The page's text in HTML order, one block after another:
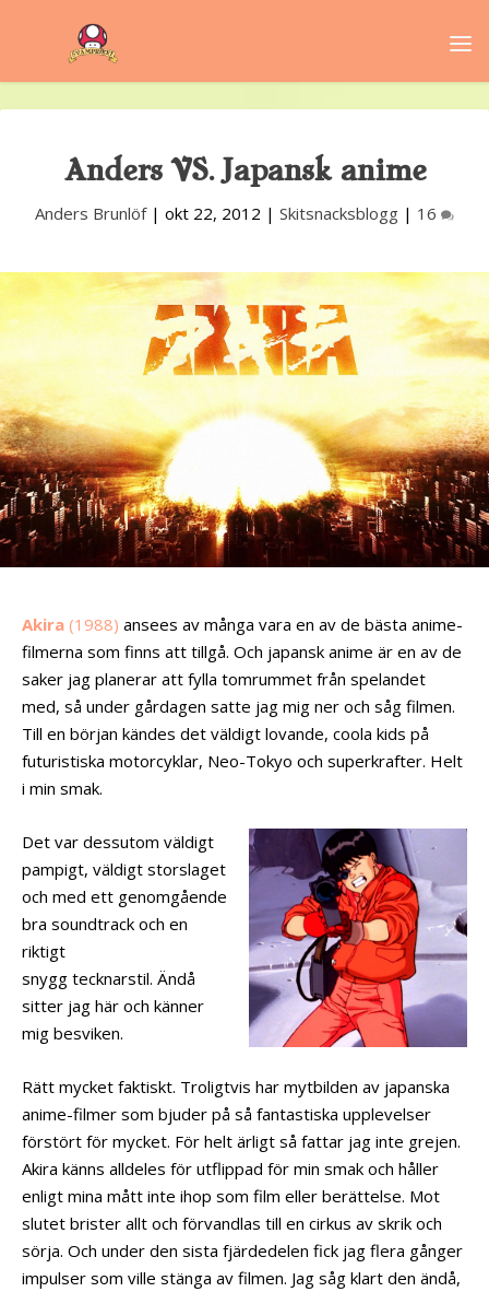
Anders VS. Japansk anime
Anders Brunlöf| okt 22, 2012 | Skitsnacksblogg | 16
Akira (1988) ansees av många vara en av de bästa anime-
filmerna som finns att tillgå. Och japansk anime är en av de
saker jag planerar att fylla tomrummet från spelandet
med, så under gårdagen satte jag mig ner och såg filmen.
Till en början kändes det väldigt lovande, coola kids på
futuristiska motorcyklar, Neo-Tokyo och superkrafter. Helt
i min smak.
Det var dessutom väldigt
pampigt, väldigt storslaget
och med ett genomgående
bra soundtrack och en
riktigt
snygg tecknarstil. Ändå
sitter jag här och känner
mig besviken.
Rätt mycket faktiskt. Troligtvis har mytbilden av japanska
anime-filmer som bjuder på så fantastiska upplevelser
förstört för mycket. För helt ärligt så fattar jag inte grejen.
Akira känns alldeles för utflippad för min smak och håller
enligt mina mått inte ihop som film eller berättelse. Mot
slutet brister allt och förvandlas till en cirkus av skrik och
sörja. Och under den sista fjärdedelen fick jag flera gånger
impulser som ville stänga av filmen. Jag såg klart den ändå,